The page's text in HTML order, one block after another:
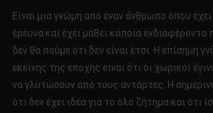
Είναι μια γνώμη από έναν άνθρωπο όπου έχει
έρευνα και έχει μάθει κάποια ενδιαφέροντα
δεν θα πούμε ότι δεν είναι έτσι. Η επίσημη
εκείνης της εποχής είναι ότι οι χωρικοί
να γλυτώσουν από τους αντάρτες. Η
ότι δεν έχει ιδέα για το όλο ζήτημα και ότι